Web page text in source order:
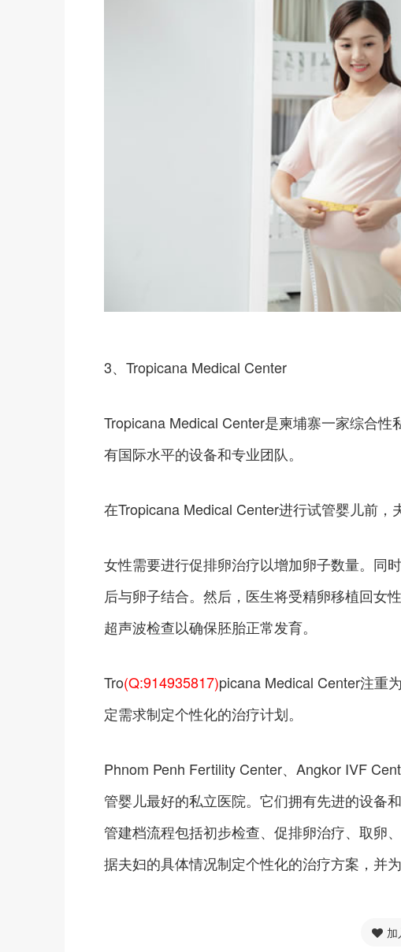
3、Tropicana Medical Center
Tropicana Medical Center是柬埔寨一家综合
有国际水平的设备和专业团队。
在Tropicana Medical Center进行试管婴儿前，
女性需要进行促排卵治疗以增加卵子数量。同
后与卵子结合。然后，医生将受精卵移植回女
超声波检查以确保胚胎正常发育。
Tro(Q:914935817)picana Medical Center注重
定需求制定个性化的治疗计划。
Phnom Penh Fertility Center、Angkor IVF
管婴儿最好的私立医院。它们拥有先进的设备
管建档流程包括初步检查、促排卵治疗、取卵
据夫妇的具体情况制定个性化的治疗方案，并